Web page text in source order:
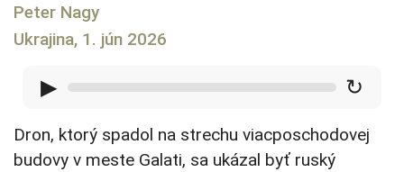
Peter Nagy
Ukrajina, 1. jún 2026
▶ ↻
Dron, ktorý spadol na strechu viacposchodovej
budovy v meste Galati, sa ukázal byť ruský